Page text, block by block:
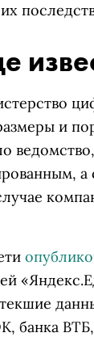
и
а
банка ВТБ,